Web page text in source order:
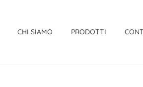
CHI SIAMO PRODOTTI